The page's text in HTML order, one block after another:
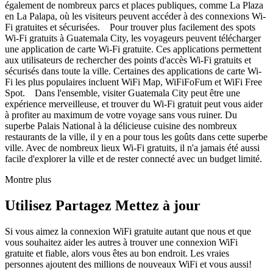
également de nombreux parcs et places publiques, comme La Plaza
en La Palapa, où les visiteurs peuvent accéder à des connexions Wi-
Fi gratuites et sécurisées. Pour trouver plus facilement des spots
Wi-Fi gratuits à Guatemala City, les voyageurs peuvent télécharger
une application de carte Wi-Fi gratuite. Ces applications permettent
aux utilisateurs de rechercher des points d'accès Wi-Fi gratuits et
sécurisés dans toute la ville. Certaines des applications de carte Wi-
Fi les plus populaires incluent WiFi Map, WiFiFoFum et WiFi Free
Spot. Dans l'ensemble, visiter Guatemala City peut être une
expérience merveilleuse, et trouver du Wi-Fi gratuit peut vous aider
à profiter au maximum de votre voyage sans vous ruiner. Du
superbe Palais National à la délicieuse cuisine des nombreux
restaurants de la ville, il y en a pour tous les goûts dans cette superbe
ville. Avec de nombreux lieux Wi-Fi gratuits, il n'a jamais été aussi
facile d'explorer la ville et de rester connecté avec un budget limité.
Montre plus
Utilisez Partagez Mettez à jour
Si vous aimez la connexion WiFi gratuite autant que nous et que
vous souhaitez aider les autres à trouver une connexion WiFi
gratuite et fiable, alors vous êtes au bon endroit. Les vraies
personnes ajoutent des millions de nouveaux WiFi et vous aussi!